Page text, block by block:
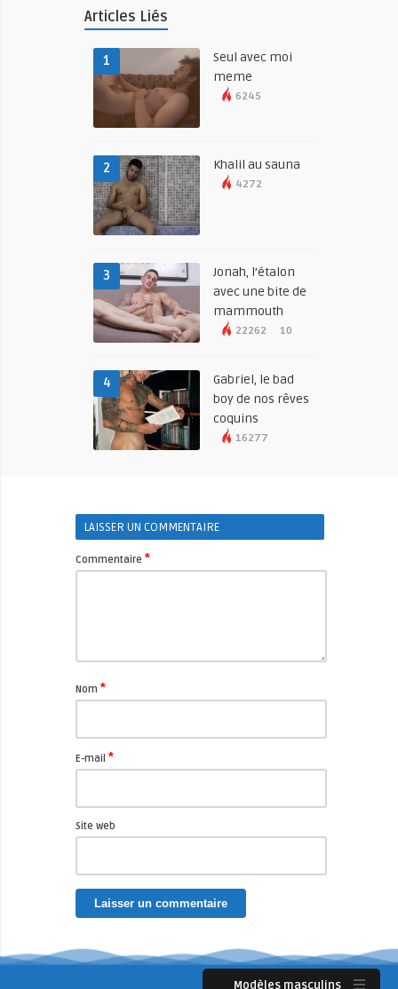
Articles Liés
1
Seul avec moi
meme
6245
2 Khalil au sauna
4272
3
Jonah, l’étalon
avec une bite de
mammouth
22262 10
4
Gabriel, le bad
boy de nos rêves
coquins
16277
LAISSER UN COMMENTAIRE
Commentaire *
Nom *
E-mail *
Site web
Modèles masculins